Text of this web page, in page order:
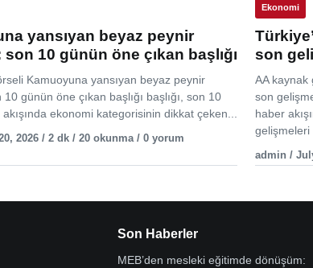
yansıyan beyaz peynir
son 10 günün öne çıkan başlığı
Kamuoyuna yansıyan beyaz peynir
10 günün öne çıkan başlığı başlığı, son 10
ekonomi kategorisinin dikkat çeken...
2026 / 2 dk / 20 okunma / 0 yorum
Ekonomi
son
AA kaynak
son
haber
gelişmeleri
admin /
Son Haberler
MEB’den mesleki eğitimde dönüşüm: